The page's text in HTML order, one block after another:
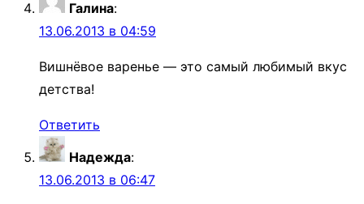
Галина:
13.06.2013 в 04:59
Вишнёвое варенье — это самый любимый вкус
детства!
Ответить
Надежда:
13.06.2013 в 06:47